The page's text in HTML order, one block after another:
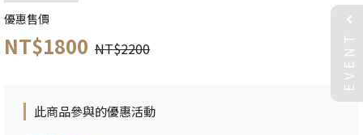
優惠售價
NT$1800 NT$2200
此商品參與的優惠活動
EVENT